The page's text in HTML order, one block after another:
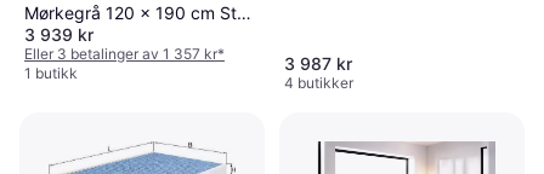
Mørkegrå 120 x 190 cm Stoff
Kontinentalseng
3 939 kr
Eller 3 betalinger av 1 357 kr*
1 butikk
3 987 kr
4 butikker